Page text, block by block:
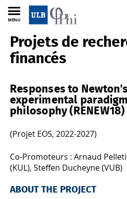
MENU
PHI FR Recherche Projets de
Projets de
financés
Responses to
experimental
philosophy (RENEW18)
(Projet EOS, 2022-2027)
Co-Promoteurs : Arnaud
(KUL), Steffen Ducheyne (VUB)
ABOUT THE PROJECT